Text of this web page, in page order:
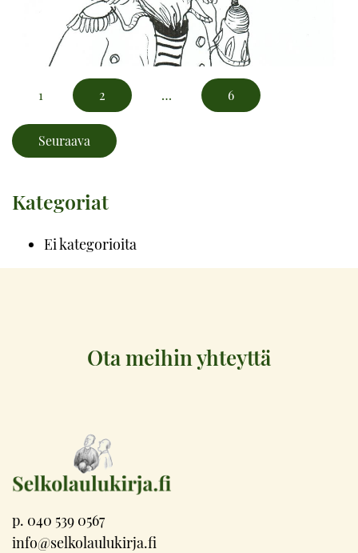
1 2 … 6
Seuraava
Kategoriat
Ei kategorioita
Ota meihin yhteyttä
p. 040 539 0567
info@selkolaulukirja.fi